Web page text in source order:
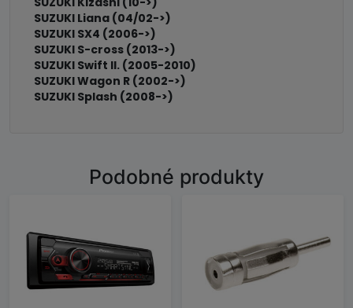
SUZUKI Liana (04/02->)
SUZUKI SX4 (2006->)
SUZUKI S-cross (2013->)
SUZUKI Swift II. (2005-2010)
SUZUKI Wagon R (2002->)
SUZUKI Splash (2008->)
Podobné produkty